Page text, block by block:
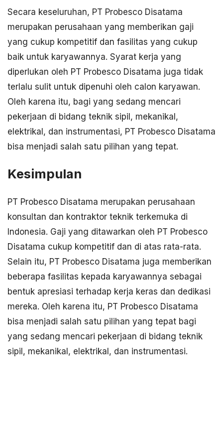
Secara keseluruhan, PT Probesco Disatama
merupakan perusahaan yang memberikan gaji
yang cukup kompetitif dan fasilitas yang cukup
baik untuk karyawannya. Syarat kerja yang
diperlukan oleh PT Probesco Disatama juga tidak
terlalu sulit untuk dipenuhi oleh calon karyawan.
Oleh karena itu, bagi yang sedang mencari
pekerjaan di bidang teknik sipil, mekanikal,
elektrikal, dan instrumentasi, PT Probesco Disatama
bisa menjadi salah satu pilihan yang tepat.
Kesimpulan
PT Probesco Disatama merupakan perusahaan
konsultan dan kontraktor teknik terkemuka di
Indonesia. Gaji yang ditawarkan oleh PT Probesco
Disatama cukup kompetitif dan di atas rata-rata.
Selain itu, PT Probesco Disatama juga memberikan
beberapa fasilitas kepada karyawannya sebagai
bentuk apresiasi terhadap kerja keras dan dedikasi
mereka. Oleh karena itu, PT Probesco Disatama
bisa menjadi salah satu pilihan yang tepat bagi
yang sedang mencari pekerjaan di bidang teknik
sipil, mekanikal, elektrikal, dan instrumentasi.